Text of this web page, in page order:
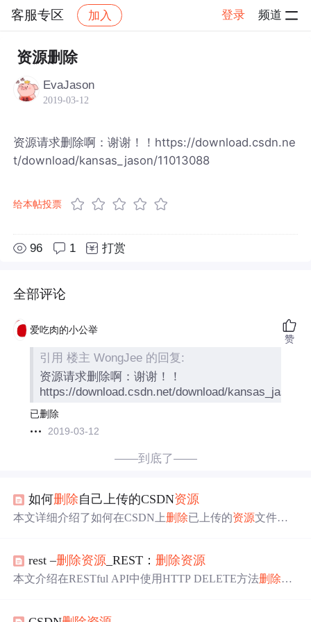
客服专区 加入 登录 频道
社区 客服专区
资源删除
EvaJason
2019-03-12
资源请求删除啊：谢谢！！https://download.csdn.ne
t/download/kansas_jason/11013088
给本帖投票
96 1 打赏
全部评论
爱吃肉的小公举
引用 楼主 WongJee 的回复:
资源请求删除啊：谢谢！！
https://download.csdn.net/download/kansas_jason/
已删除
2019-03-12
赞
——到底了——
如何删除自己上传的CSDN资源
本文详细介绍了如何在CSDN上删除已上传的资源文件，
rest –删除资源 _REST：删除资源
本文介绍在RESTful API中使用HTTP DELETE方法删除资